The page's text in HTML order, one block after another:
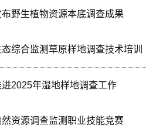
野生植物资源本底调查成果
综合监测草原样地调查技术培训
2025年湿地样地调查工作
资源调查监测职业技能竞赛